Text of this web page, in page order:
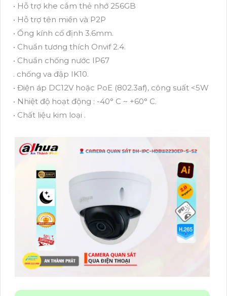
• Hỗ trợ khe cắm thẻ nhớ 256GB
• Hỗ trợ tên miền và P2P
• Ống kính cố định 3.6mm.
• Chuẩn tương thích Onvif 2.4.
• Chuẩn chống nước IP67
. chống va đập IK10.
• Điện áp DC12V hoặc PoE (802.3af), công suất <5W
• Nhiệt độ hoạt động : -40° C ~ +60° C.
• Chất liệu kim loại .